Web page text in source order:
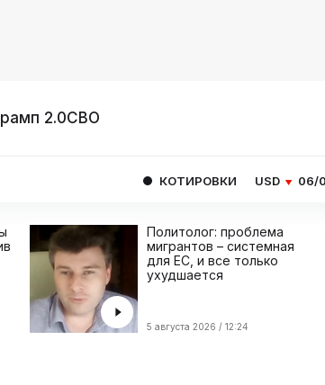
2.0СВО
КОТИРОВКИ USD 06/08 80.9293
Политолог: проблема
мигрантов – системная
для ЕС, и все только
ухудшается
5 августа 2026 / 12:24